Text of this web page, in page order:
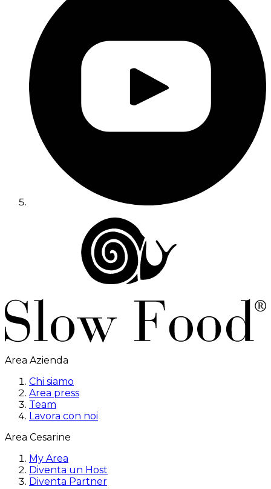
Area Azienda
Chi siamo
Area press
Team
Lavora con noi
Area Cesarine
My Area
Diventa un Host
Diventa Partner